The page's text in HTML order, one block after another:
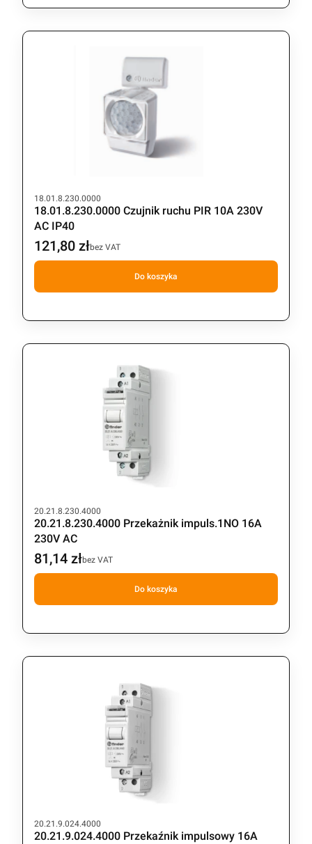
Kod produktu
18.01.8.230.0000
18.01.8.230.0000 Czujnik ruchu PIR 10A 230V
AC IP40
Cena
121,80 złbez VAT
Do koszyka
Kod produktu
20.21.8.230.4000
20.21.8.230.4000 Przekażnik impuls.1NO 16A
230V AC
Cena
81,14 złbez VAT
Do koszyka
Kod produktu
20.21.9.024.4000
20.21.9.024.4000 Przekaźnik impulsowy 16A